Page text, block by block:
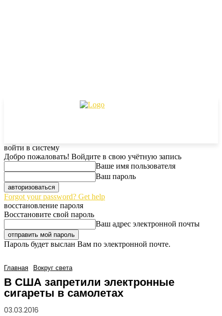
войти в систему
Добро пожаловать! Войдите в свою учётную запись
Ваше имя пользователя
Ваш пароль
Forgot your password? Get help
восстановление пароля
Восстановите свой пароль
Ваш адрес электронной почты
Пароль будет выслан Вам по электронной почте.
Главная Вокруг света
В США запретили электронные
сигареты в самолетах
03.03.2016